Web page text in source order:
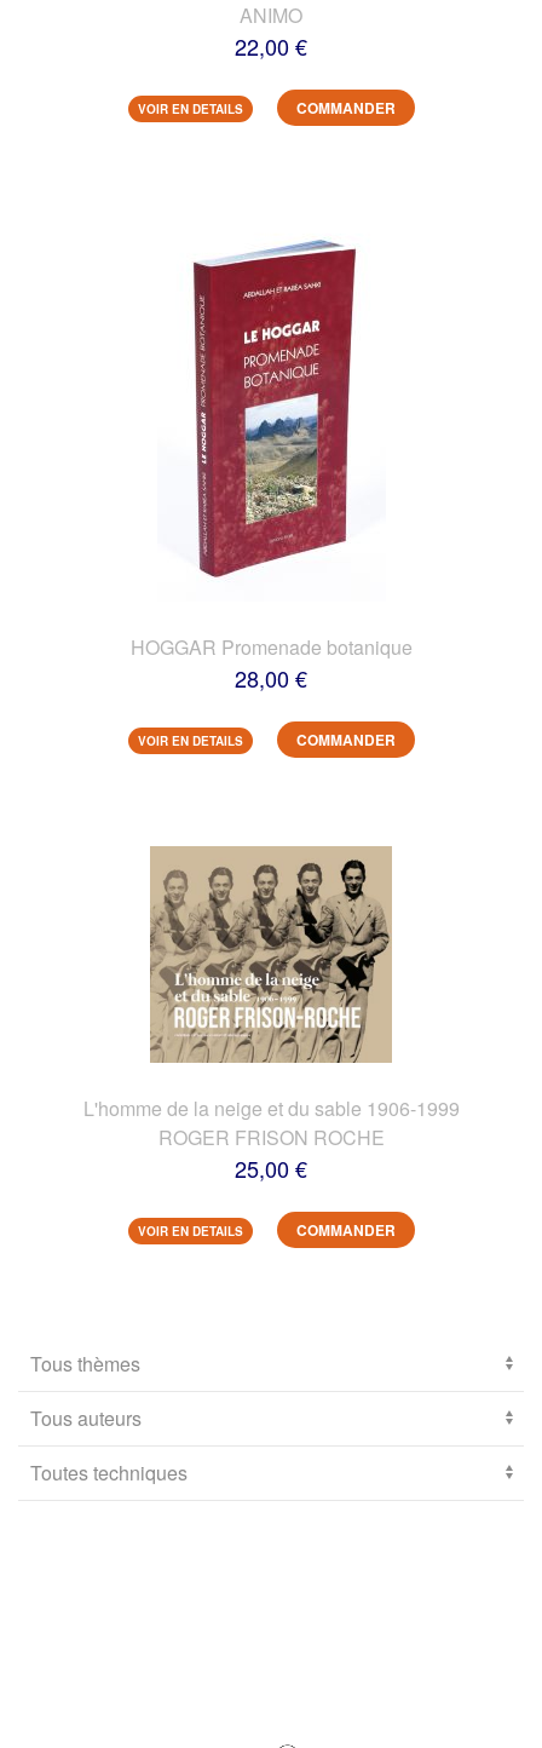
ANIMO
22,00 €
VOIR EN DETAILS COMMANDER
HOGGAR Promenade botanique
28,00 €
VOIR EN DETAILS COMMANDER
L'homme de la neige et du sable 1906-1999
ROGER FRISON ROCHE
25,00 €
VOIR EN DETAILS COMMANDER